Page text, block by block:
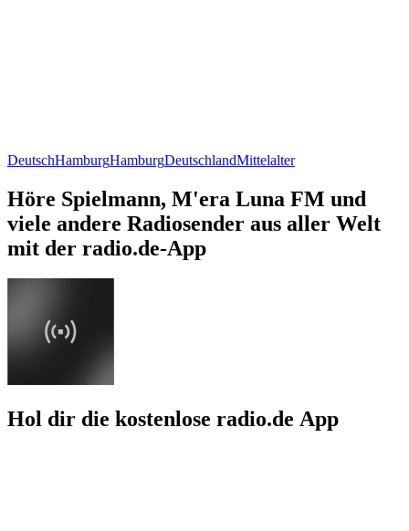
DeutschHamburgHamburgDeutschlandMittelalter
Höre Spielmann, M'era Luna FM und
viele andere Radiosender aus aller Welt
mit der radio.de-App
Hol dir die kostenlose radio.de App